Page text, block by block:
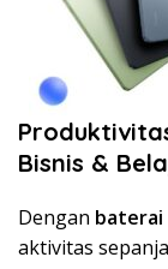
Bisnis &
Dengan baterai
aktivitas